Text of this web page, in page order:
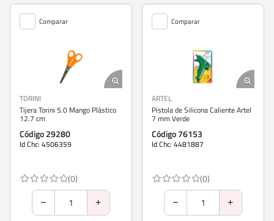
Comparar
TORINI
Tijera Torini 5.0 Mango Plástico
12.7 cm
Código 29280
Id Chc: 4506359
(0)
Comparar
ARTEL
Pistola de Silicona Caliente Artel
7 mm Verde
Código 76153
Id Chc: 4481887
(0)